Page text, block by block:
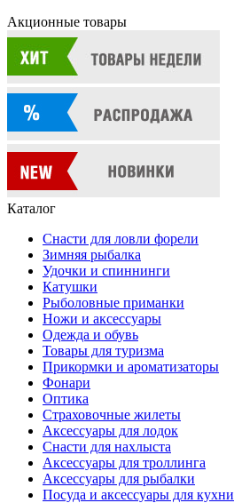
Акционные товары
Каталог
Снасти для ловли форели
Зимняя рыбалка
Удочки и спиннинги
Катушки
Рыболовные приманки
Ножи и аксессуары
Одежда и обувь
Товары для туризма
Прикормки и ароматизаторы
Фонари
Оптика
Страховочные жилеты
Аксессуары для лодок
Снасти для нахлыста
Аксессуары для троллинга
Аксессуары для рыбалки
Посуда и аксессуары для кухни